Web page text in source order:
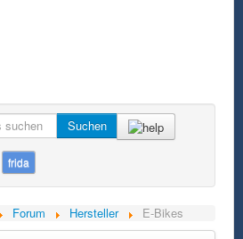
Suchen
frida
Forum Hersteller E-Bikes